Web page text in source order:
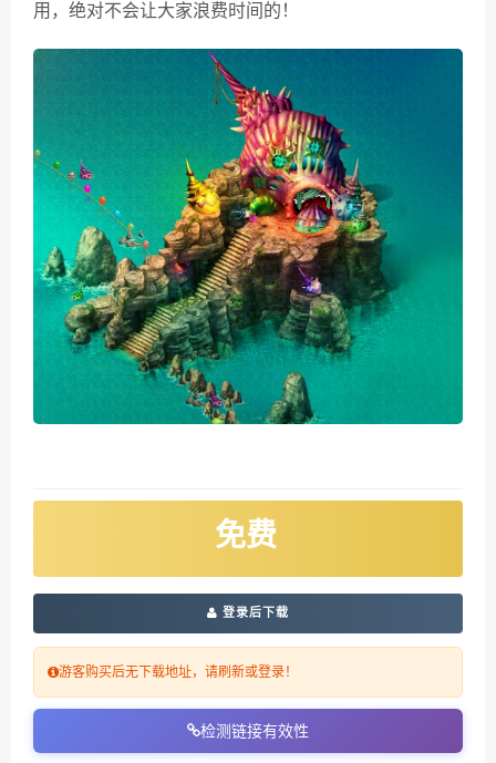
用，绝对不会让大家浪费时间的！
免费
登录后下载
游客购买后无下载地址，请刷新或登录！
检测链接有效性